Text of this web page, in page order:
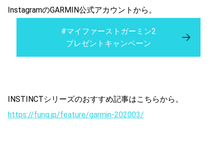
InstagramのGARMIN公式アカウントから。
#マイファーストガーミン2
プレゼントキャンペーン
INSTINCTシリーズのおすすめ記事はこちらから。
https://funq.jp/feature/garmin-202003/